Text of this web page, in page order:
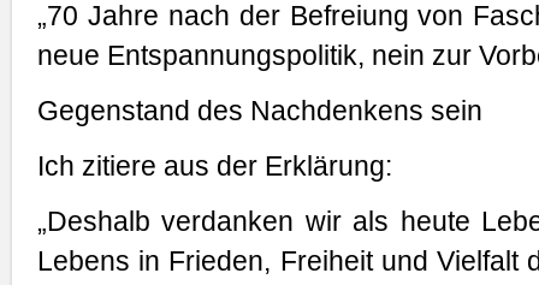
„70 Jahre nach der Befreiung von
neue Entspannungspolitik, nein zur
Gegenstand des Nachdenkens sein
Ich zitiere aus der Erklärung:
„Deshalb verdanken wir als heute
Lebens in Frieden, Freiheit und Vielfalt